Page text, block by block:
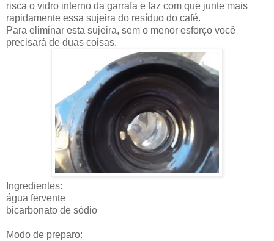
risca o vidro interno da garrafa e faz com que junte mais
rapidamente essa sujeira do resíduo do café.
Para eliminar esta sujeira, sem o menor esforço você
precisará de duas coisas.
Ingredientes:
água fervente
bicarbonato de sódio
Modo de preparo: